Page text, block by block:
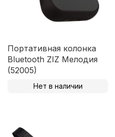
Портативная колонка
Bluetooth ZIZ Мелодия
(52005)
Нет в наличии